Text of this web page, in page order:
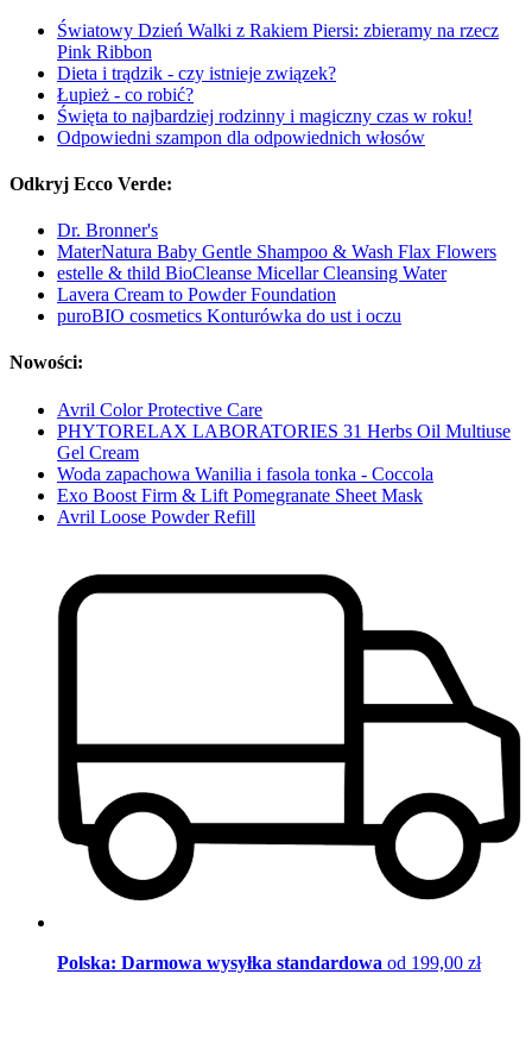
Światowy Dzień Walki z Rakiem Piersi: zbieramy na rzecz
Pink Ribbon
Dieta i trądzik - czy istnieje związek?
Łupież - co robić?
Święta to najbardziej rodzinny i magiczny czas w roku!
Odpowiedni szampon dla odpowiednich włosów
Odkryj Ecco Verde:
Dr. Bronner's
MaterNatura Baby Gentle Shampoo & Wash Flax Flowers
estelle & thild BioCleanse Micellar Cleansing Water
Lavera Cream to Powder Foundation
puroBIO cosmetics Konturówka do ust i oczu
Nowości:
Avril Color Protective Care
PHYTORELAX LABORATORIES 31 Herbs Oil Multiuse
Gel Cream
Woda zapachowa Wanilia i fasola tonka - Coccola
Exo Boost Firm & Lift Pomegranate Sheet Mask
Avril Loose Powder Refill
Polska: Darmowa wysyłka standardowa od 199,00 zł